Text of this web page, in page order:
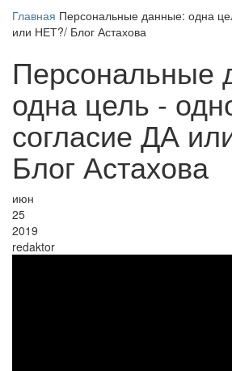
Главная Персональные данные: одна
или НЕТ?/ Блог Астахова
Персональные
одна цель -
согласие ДА
Блог Астахова
июн
25
2019
redaktor